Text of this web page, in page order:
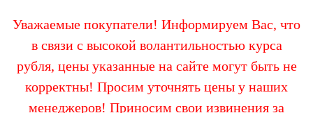
Уважаемые покупатели! Информируем Вас, что
в связи с высокой волантильностью курса
рубля, цены указанные на сайте могут быть не
корректны! Просим уточнять цены у наших
менеджеров! Приносим свои извинения за